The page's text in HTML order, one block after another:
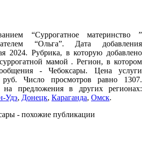
“Суррогатное материнство ”
“Ольга”. Дата добавления
2024. Рубрика, в которую добавлено
мамой . Регион, в котором
- Чебоксары. Цена услуги
руб. Число просмотров равно 1307.
предложения в других регионах:
Удэ, Донецк, Караганда, Омск.
- похожие публикации